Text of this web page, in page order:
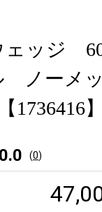
ェッジ
ノーメ
】
0.0 (0)